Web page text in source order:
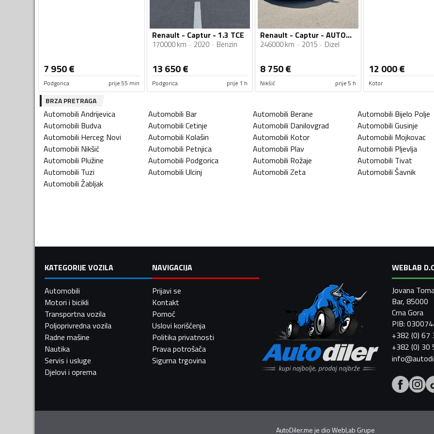
7 950€
Podgorica prije 55 min
Renault - Captur - 1.3 TCE
170000 km 2020 Benzin
13 650€
Podgorica prije 1 h
Renault - Captur - AUTOMATIK
246000 km 2015 Dizel
8 750€
Nikšić prije 5 h
12 000€
Kotor
BRZA PRETRAGA
Automobili Andrijevica Automobili Bar Automobili Berane Automobili Bijelo Polje
Automobili Budva Automobili Cetinje Automobili Danilovgrad Automobili Gusinje
Automobili Herceg Novi Automobili Kolašin Automobili Kotor Automobili Mojkovac
Automobili Nikšić Automobili Petnjica Automobili Plav Automobili Pljevlja
Automobili Plužine Automobili Podgorica Automobili Rožaje Automobili Tivat
Automobili Tuzi Automobili Ulcinj Automobili Zeta Automobili Šavnik
Automobili Žabljak
KATEGORIJE VOZILA
Automobili
Motori i bicikli
Transportna vozila
Poljoprivredna vozila
Radne mašine
Nautika
Servis i usluge
Djelovi i oprema
NAVIGACIJA
Prijavi se
Kontakt
Pomoć
Uslovi korišćenja
Politika privatnosti
Prava potrošača
Sigurna trgovina
WEBLAB
Jovana
Bar, 85000
Crna Gora
PIB:
+382 (0) 67
+382 (0) 30
AutoDiler.me je dioWebLab Grupe